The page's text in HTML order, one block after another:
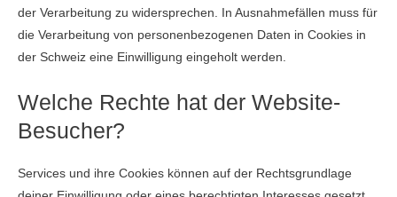
der Verarbeitung zu widersprechen. In Ausnahmefällen muss für
die Verarbeitung von personenbezogenen Daten in Cookies in
der Schweiz eine Einwilligung eingeholt werden.
Welche Rechte hat der Website-
Besucher?
Services und ihre Cookies können auf der Rechtsgrundlage